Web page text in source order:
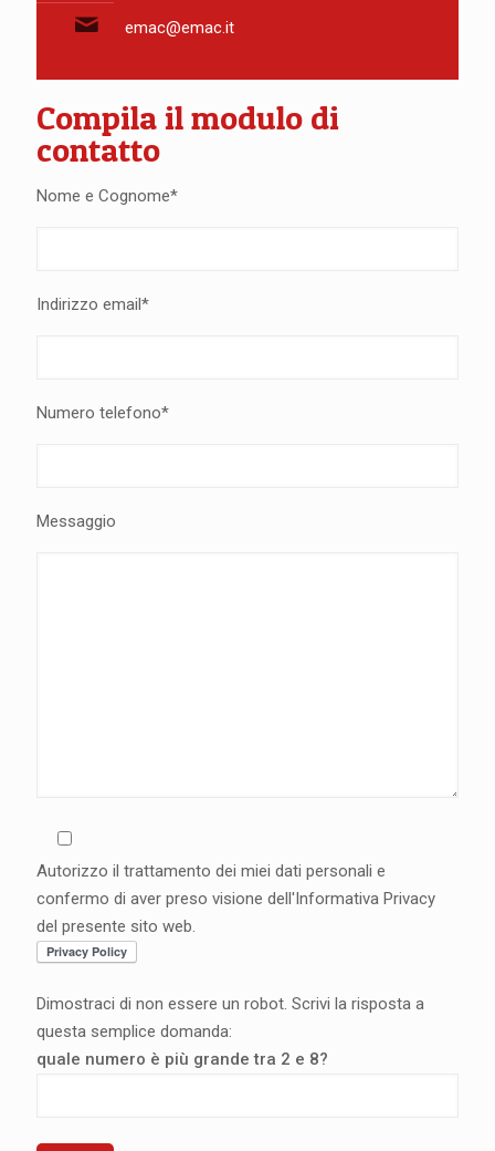
emac@emac.it
Compila il modulo di
contatto
Nome e Cognome*
Indirizzo email*
Numero telefono*
Messaggio
Autorizzo il trattamento dei miei dati personali e
confermo di aver preso visione dell'Informativa Privacy
del presente sito web.
Dimostraci di non essere un robot. Scrivi la risposta a
questa semplice domanda:
quale numero è più grande tra 2 e 8?